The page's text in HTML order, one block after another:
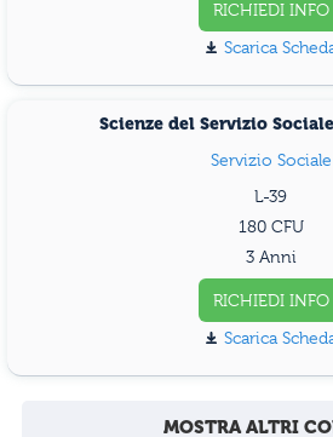
RICHIEDI INFO
Scarica
Scienze del Servizio
Servizio Sociale
L-39
180
3 Anni
RICHIEDI INFO
Scarica
MOSTRA ALTRI